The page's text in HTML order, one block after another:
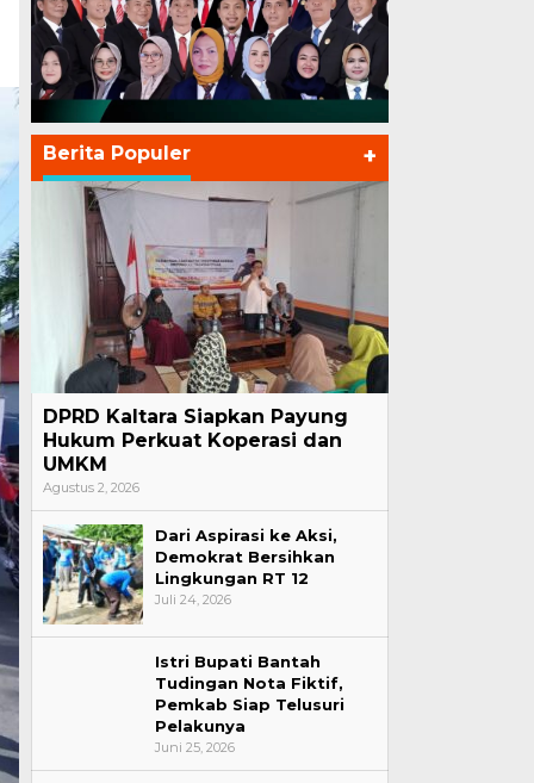
Berita Populer +
DPRD Kaltara Siapkan Payung
Hukum Perkuat Koperasi dan
UMKM
Agustus 2, 2026
Dari Aspirasi ke Aksi,
Demokrat Bersihkan
Lingkungan RT 12
Juli 24, 2026
Istri Bupati Bantah
Tudingan Nota Fiktif,
Pemkab Siap Telusuri
Pelakunya
Juni 25, 2026